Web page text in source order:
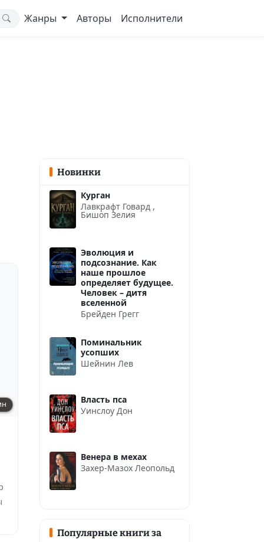
Жанры Авторы Исполнители
Новинки
Курган
Лавкрафт Говард ,
Бишоп Зелия
Эволюция и
подсознание. Как
наше прошлое
определяет будущее.
Человек – дитя
вселенной
Брейден Грегг
Поминальник
усопших
Шейнин Лев
Власть пса
Уинслоу Дон
Венера в мехах
Захер-Мазох Леопольд
Популярные книги за